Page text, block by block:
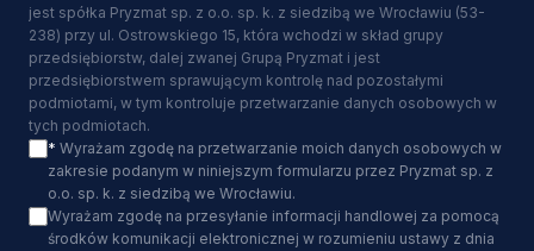
jest spółka Pryzmat sp. z o.o. sp. k. z siedzibą we Wrocławiu (53-
238) przy ul. Ostrowskiego 15, która wchodzi w skład grupy
przedsiębiorstw, dalej zwanej Grupą Pryzmat i jest
przedsiębiorstwem sprawującym kontrolę nad pozostałymi
podmiotami, w tym kontroluje przetwarzanie danych osobowych w
tych podmiotach.
* Wyrażam zgodę na przetwarzanie moich danych osobowych w
zakresie podanym w niniejszym formularzu przez Pryzmat sp. z
o.o. sp. k. z siedzibą we Wrocławiu.
Wyrażam zgodę na przesyłanie informacji handlowej za pomocą
środków komunikacji elektronicznej w rozumieniu ustawy z dnia